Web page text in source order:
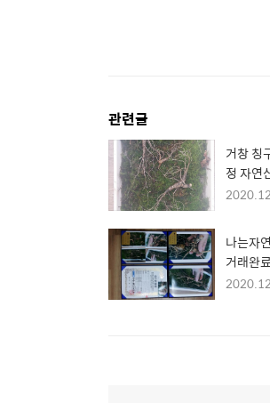
관련글
거창 칭
정 자연
나는자
거래완
다